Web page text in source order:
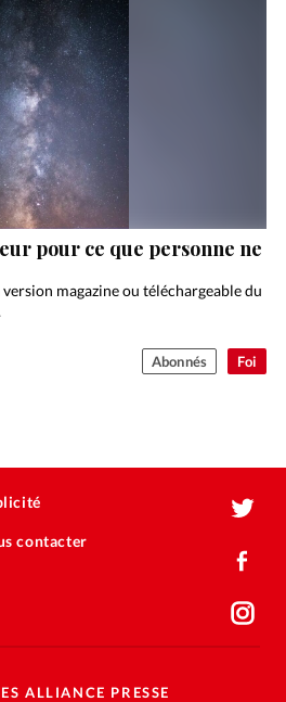
Foi
pour ce que personne ne
magazine ou téléchargeable du
Abonnés
contacter
ALLIANCE PRESSE